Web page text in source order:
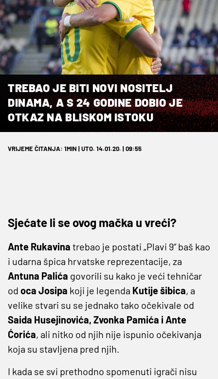
TREBAO JE BITI NOVI NOSITELJ
DINAMA, A S 24 GODINE DOBIO JE
OTKAZ NA BLISKOM ISTOKU
VRIJEME ČITANJA: 1MIN | UTO. 14.01.20. | 09:55
Sjećate li se ovog mačka u vreći?
Ante Rukavina trebao je postati „Plavi 9“ baš kao
i udarna špica hrvatske reprezentacije, za
Antuna Palića govorili su kako je veći tehničar
od oca Josipa koji je legenda Kutije šibica, a
velike stvari su se jednako tako očekivale od
Saida Husejinovića, Zvonka Pamića i Ante
Ćorića, ali nitko od njih nije ispunio očekivanja
koja su stavljena pred njih.
I kada se svi prethodno spomenuti igrači nisu